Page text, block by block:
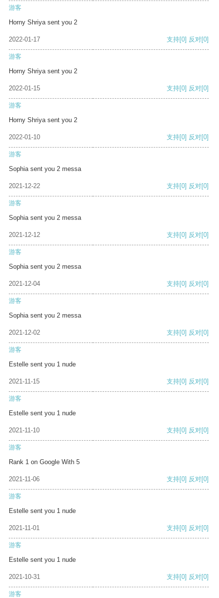
游客
Horny Shriya sent you 2
2022-01-17 支持[0] 反对[0]
游客
Horny Shriya sent you 2
2022-01-15 支持[0] 反对[0]
游客
Horny Shriya sent you 2
2022-01-10 支持[0] 反对[0]
游客
Sophia sent you 2 messa
2021-12-22 支持[0] 反对[0]
游客
Sophia sent you 2 messa
2021-12-12 支持[0] 反对[0]
游客
Sophia sent you 2 messa
2021-12-04 支持[0] 反对[0]
游客
Sophia sent you 2 messa
2021-12-02 支持[0] 反对[0]
游客
Estelle sent you 1 nude
2021-11-15 支持[0] 反对[0]
游客
Estelle sent you 1 nude
2021-11-10 支持[0] 反对[0]
游客
Rank 1 on Google With 5
2021-11-06 支持[0] 反对[0]
游客
Estelle sent you 1 nude
2021-11-01 支持[0] 反对[0]
游客
Estelle sent you 1 nude
2021-10-31 支持[0] 反对[0]
游客